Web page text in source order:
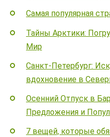
Самая популярная
Тайны Арктики:
Мир
Санкт-Петербург:
вдохновение в
Осенний Отпуск в
Предложения и
7 вещей, которые